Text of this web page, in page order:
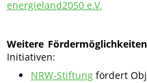
energieland2050 e.V.
Weitere Fördermöglichkeiten
Initiativen:
NRW-Stiftung fördert